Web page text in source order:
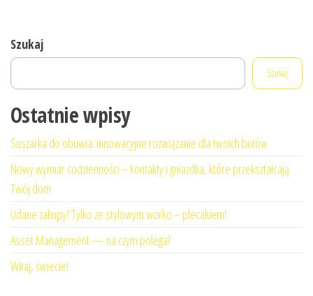
Szukaj
Szukaj
Ostatnie wpisy
Suszarka do obuwia: innowacyjne rozwiązanie dla twoich butów
Nowy wymiar codzienności – kontakty i gniazdka, które przekształcają
Twój dom
Udane zakupy? Tylko ze stylowym worko – plecakiem!
Asset Management — na czym polega?
Witaj, świecie!